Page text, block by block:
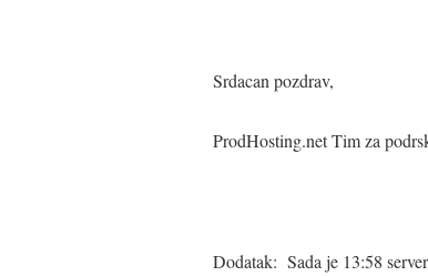
Srdacan pozdrav,
ProdHosting.net Tim za
Dodatak: Sada je 13:58